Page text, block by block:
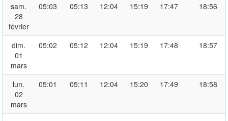
sam.
28
février
05:03 05:13 12:04 15:19 17:47 18:56
dim.
01
mars
05:02 05:12 12:04 15:19 17:48 18:57
lun.
02
mars
05:01 05:11 12:04 15:20 17:49 18:58